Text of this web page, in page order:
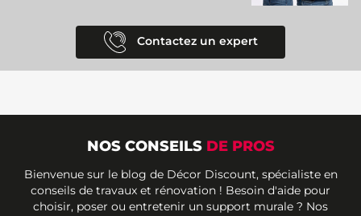
Contactez un expert
NOS CONSEILS DE PROS
Bienvenue sur le blog de Décor Discount, spécialiste en
conseils de travaux et rénovation ! Besoin d'aide pour
choisir, poser ou entretenir un support murale ? Nos